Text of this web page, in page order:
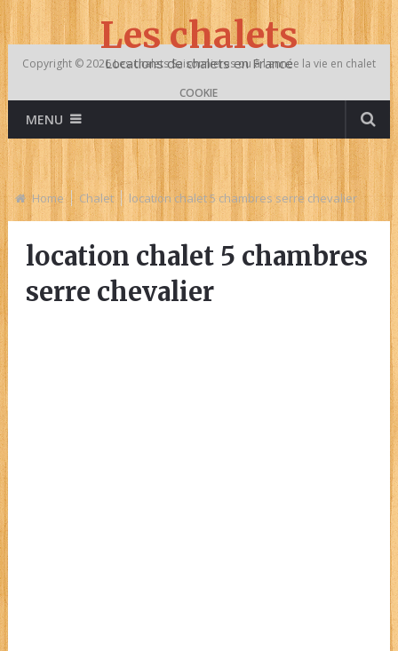
Les chalets
Locations de chalets en France
MENU
Home Chalet location chalet 5 chambres serre chevalier
location chalet 5 chambres
serre chevalier
Copyright © 2026Les chaletsSaisonnieres ou à l année la vie en chalet
COOKIE